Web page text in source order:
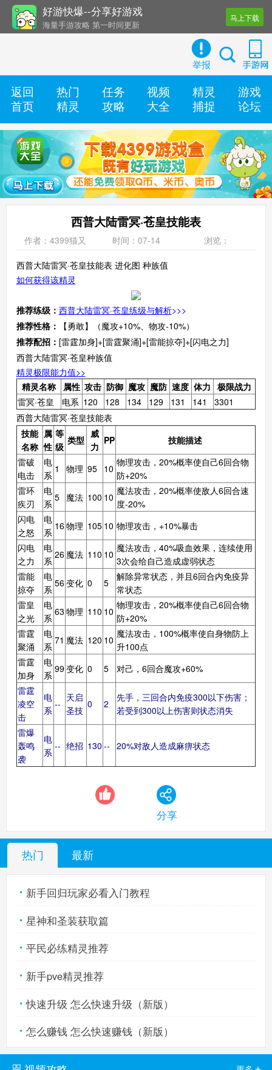
好游快爆--分享好游戏
海量手游攻略 第一时间更新
还有几十款实用辅助工具
马上下载
西普大陆手机版
举报
搜 手
返回
首页
热门
精灵
任务
攻略
视频
大全
精灵
捕捉
游戏
论坛
西普大陆雷冥·苍皇技能表
作者：4399猫又 时间：07-14 浏览：
西普大陆雷冥·苍皇技能表 进化图 种族值
如何获得该精灵
推荐练级： 西普大陆雷冥·苍皇练级与解析>>>
推荐性格：
【勇敢】（魔攻+10%、物攻-10%）
推荐配招： [雷霆加身]+[雷霆聚涌]+[雷能掠夺]+[闪电之力]
西普大陆雷冥·苍皇种族值
精灵极限能力值>>
精灵名称
属性 攻击 防御 魔攻 魔防 速度 体力 极限战力
雷冥·苍皇
电系 120 128 134 129 131 141
3301
西普大陆雷冥·苍皇技能表
技能
名称
属
性
等
级
类型
威
力
PP
技能描述
雷破
电击
电
系
1 物理 95 10
物理攻击，20%概率使自己6回合物
防+20%
雷环
疾刃
电
系
5 魔法 100 10
魔法攻击，20%概率使敌人6回合速
度-20%
闪电
之怒
电
系
16物理 105 10 物理攻击，+10%暴击
闪电
之力
电
系
26 魔法 110 10
魔法攻击，40%吸血效果，连续使用
3次会给自己造成虚弱状态
雷能
掠夺
电
系
56变化 0 5
解除异常状态，并且6回合内免疫异
常状态
雷皇
之光
电
系
63 物理 110 10
物理攻击，20%概率使自己6回合物
防+20%
雷霆
聚涌
电
系
71 魔法 120 10
魔法攻击，100%概率使自身物防上
升100点
雷霆
加身
电
系
99变化 0 5
对己，6回合魔攻+60%
雷霆
凌空
击
电
系
--
天启
圣技
0 2
先手，三回合内免疫300以下伤害；
若受到300以上伤害则状态消失
雷爆
轰鸣
袭
电
系
-- 绝招 130 -- 20%对敌人造成麻痹状态
分享
热门 最新
新手回归玩家必看入门教程
星神和圣装获取篇
平民必练精灵推荐
新手pve精灵推荐
快速升级 怎么快速升级（新版）
怎么赚钱 怎么快速赚钱（新版）